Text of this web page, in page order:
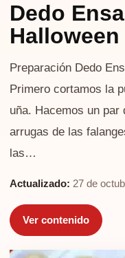
Dedo
Halloween
Preparación Dedo
Primero cortamos la
uña. Hacemos un
arrugas de las
las…
Actualizado: 27 de
Ver contenido